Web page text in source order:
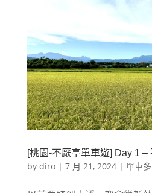
[桃園-不厭亭單車遊] Day 1 –
by diro| 7 月 21, 2024| 單車